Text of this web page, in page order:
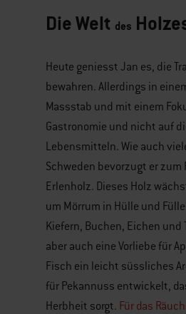
Die Welt des
Heute geniesst Jan es, die
bewahren. Allerdings in
Massstab und mit einem
Gastronomie und nicht auf
Lebensmitteln. Wie auch
Schweden bevorzugt er zum
Erlenholz. Dieses Holz
um Mörrum in Hülle und
Kiefern, Buchen, Eichen und
aber auch eine Vorliebe für
Fisch ein leicht süssliches
für Pekannuss entwickelt,
Herbheit sorgt. Für das